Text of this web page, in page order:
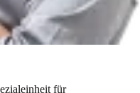
für